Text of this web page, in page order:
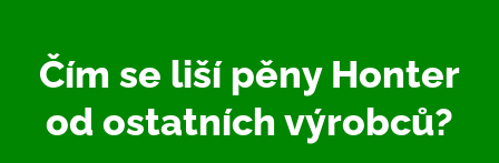
Čím se liší pěny Honter
od ostatních výrobců?